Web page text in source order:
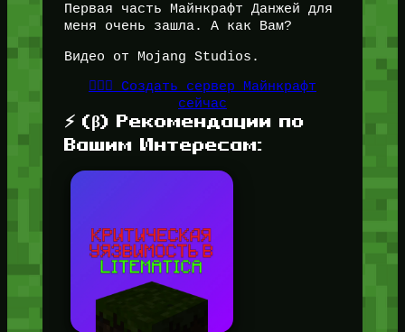
Первая часть Майнкрафт Данжей для
меня очень зашла. А как Вам?
Видео от Mojang Studios.
👉🏻🎁 Создать сервер Майнкрафт
сейчас
⚡ (β) Рекомендации по
Вашим Интересам: